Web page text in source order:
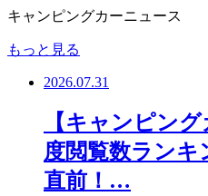
キャンピングカーニュース
もっと見る
2026.07.31
【キャンピン
度閲覧数ランキ
直前！…